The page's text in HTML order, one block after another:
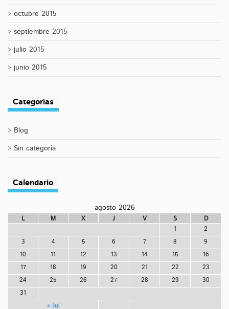
octubre 2015
septiembre 2015
julio 2015
junio 2015
Categorías
Blog
Sin categoría
Calendario
agosto 2026
L M X J V S D
« Jul
1 2
3 4 5 6 7 8 9
10 11 12 13 14 15 16
17 18 19 20 21 22 23
24 25 26 27 28 29 30
31